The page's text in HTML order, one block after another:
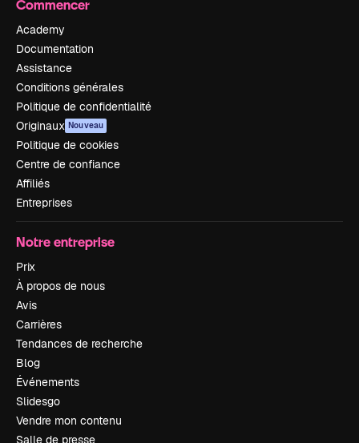
Commencer
Academy
Documentation
Assistance
Conditions générales
Politique de confidentialité
Originaux Nouveau
Politique de cookies
Centre de confiance
Affiliés
Entreprises
Notre entreprise
Prix
À propos de nous
Avis
Carrières
Tendances de recherche
Blog
Événements
Slidesgo
Vendre mon contenu
Salle de presse